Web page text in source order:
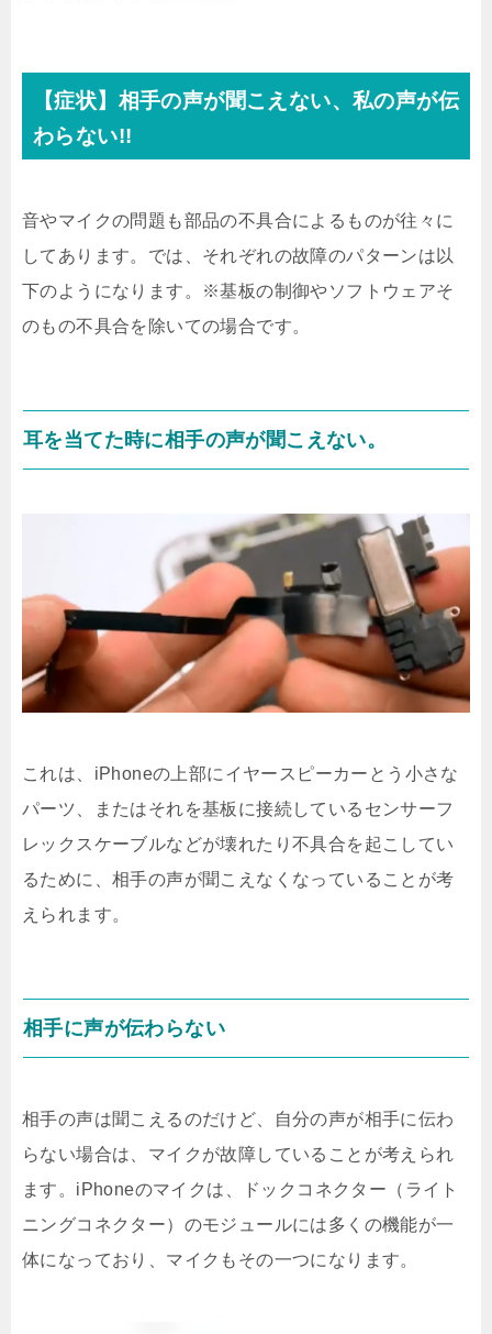
【症状】相手の声が聞こえない、私の声が伝
わらない!!
音やマイクの問題も部品の不具合によるものが往々に
してあります。では、それぞれの故障のパターンは以
下のようになります。※基板の制御やソフトウェアそ
のもの不具合を除いての場合です。
耳を当てた時に相手の声が聞こえない。
これは、iPhoneの上部にイヤースピーカーとう小さな
パーツ、またはそれを基板に接続しているセンサーフ
レックスケーブルなどが壊れたり不具合を起こしてい
るために、相手の声が聞こえなくなっていることが考
えられます。
相手に声が伝わらない
相手の声は聞こえるのだけど、自分の声が相手に伝わ
らない場合は、マイクが故障していることが考えられ
ます。iPhoneのマイクは、ドックコネクター（ライト
ニングコネクター）のモジュールには多くの機能が一
体になっており、マイクもその一つになります。